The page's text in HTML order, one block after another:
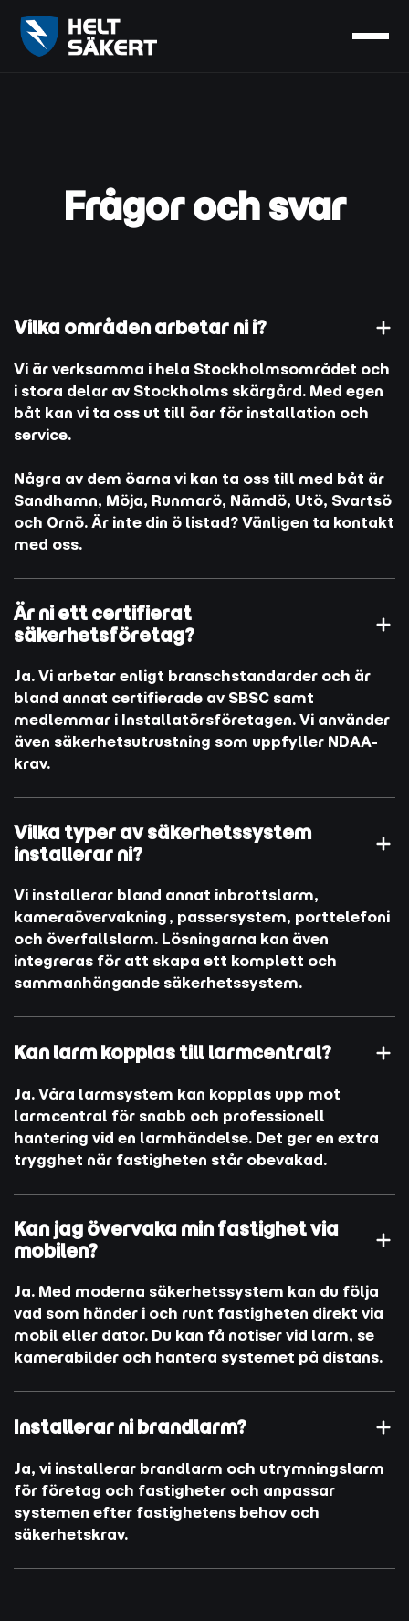
Frågor och svar
Vilka områden arbetar ni i?
Vi är verksamma i hela Stockholmsområdet och
i stora delar av Stockholms skärgård. Med egen
båt kan vi ta oss ut till öar för installation och
service.
Några av dem öarna vi kan ta oss till med båt är
Sandhamn, Möja, Runmarö, Nämdö, Utö, Svartsö
och Ornö. Är inte din ö listad? Vänligen ta kontakt
med oss.
Är ni ett certifierat
säkerhetsföretag?
Ja. Vi arbetar enligt branschstandarder och är
bland annat certifierade av SBSC samt
medlemmar i Installatörsföretagen. Vi använder
även säkerhetsutrustning som uppfyller NDAA-
krav.
Vilka typer av säkerhetssystem
installerar ni?
Vi installerar bland annat inbrottslarm,
kameraövervakning, passersystem, porttelefoni
och överfallslarm. Lösningarna kan även
integreras för att skapa ett komplett och
sammanhängande säkerhetssystem.
Kan larm kopplas till larmcentral?
Ja. Våra larmsystem kan kopplas upp mot
larmcentral för snabb och professionell
hantering vid en larmhändelse. Det ger en extra
trygghet när fastigheten står obevakad.
Kan jag övervaka min fastighet via
mobilen?
Ja. Med moderna säkerhetssystem kan du följa
vad som händer i och runt fastigheten direkt via
mobil eller dator. Du kan få notiser vid larm, se
kamerabilder och hantera systemet på distans.
Installerar ni brandlarm?
Ja, vi installerar brandlarm och utrymningslarm
för företag och fastigheter och anpassar
systemen efter fastighetens behov och
säkerhetskrav.